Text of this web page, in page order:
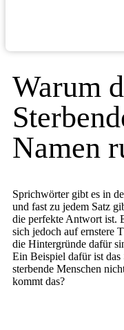
Warum
Namen
Sprichwörter gibt es in
und fast zu jedem Satz
die perfekte Antwort ist.
sich jedoch auf ernstere
die Hintergründe dafür
Ein Beispiel dafür ist das
sterbende Menschen
kommt das?